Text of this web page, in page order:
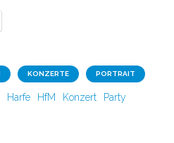
KONZERTE PORTRAIT
Harfe HfM Konzert
Party